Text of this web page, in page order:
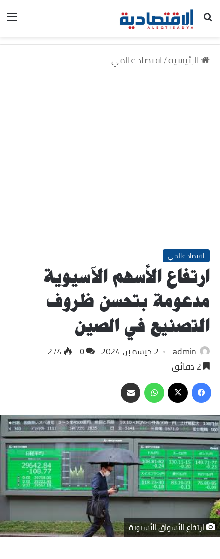
بحث عن
الرئيسية/اقتصاد عالمي
اقتصاد عالمي
ارتفاع الأسهم الآسيوية
مدعومة بتحسن ظروف
التصنيع في الصين
admin 2 ديسمبر، 2024 0
274
فيسبوك
‫X واتسابمشاركة
عبر
البريد
ارتفاع الأسواق الأسيوية